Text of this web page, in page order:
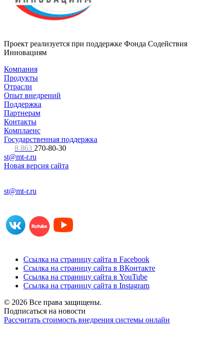
Проект реализуется при поддержке Фонда Содействия
Инновациям
Компания
Продукты
Отрасли
Опыт внедрений
Поддержка
Партнерам
Контакты
Комплаенс
Государственная поддержка
8 863 270-80-30
st@mt-r.ru
Новая версия сайта
st@mt-r.ru
Ссылка на страницу сайта в Facebook
Ссылка на страницу сайта в ВКонтакте
Ссылка на страницу сайта в YouTube
Ссылка на страницу сайта в Instagram
© 2026 Все права защищены.
Подписаться на новости
Рассчитать стоимость внедрения системы онлайн